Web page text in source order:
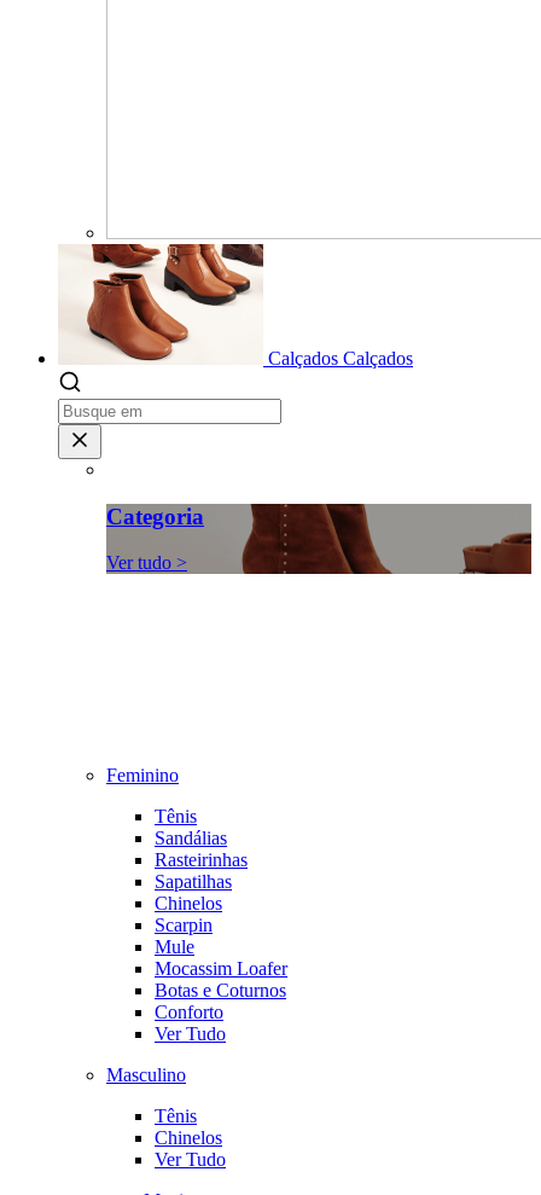
Calçados Calçados
Categoria
Ver tudo >
Feminino
Tênis
Sandálias
Rasteirinhas
Sapatilhas
Chinelos
Scarpin
Mule
Mocassim Loafer
Botas e Coturnos
Conforto
Ver Tudo
Masculino
Tênis
Chinelos
Ver Tudo